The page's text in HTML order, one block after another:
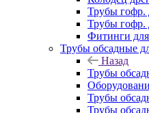
Трубы
Трубы
Фитинги
Трубы обсадные
Назад
Трубы
Трубы
Трубы